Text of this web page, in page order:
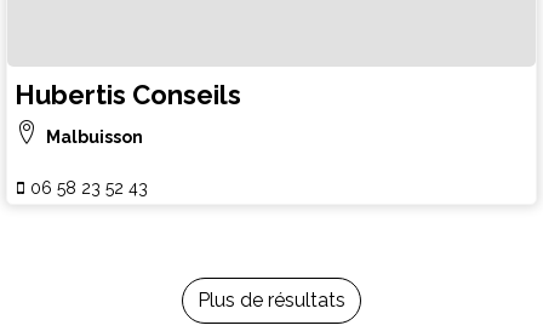
Hubertis Conseils
Malbuisson
06 58 23 52 43
Plus de résultats